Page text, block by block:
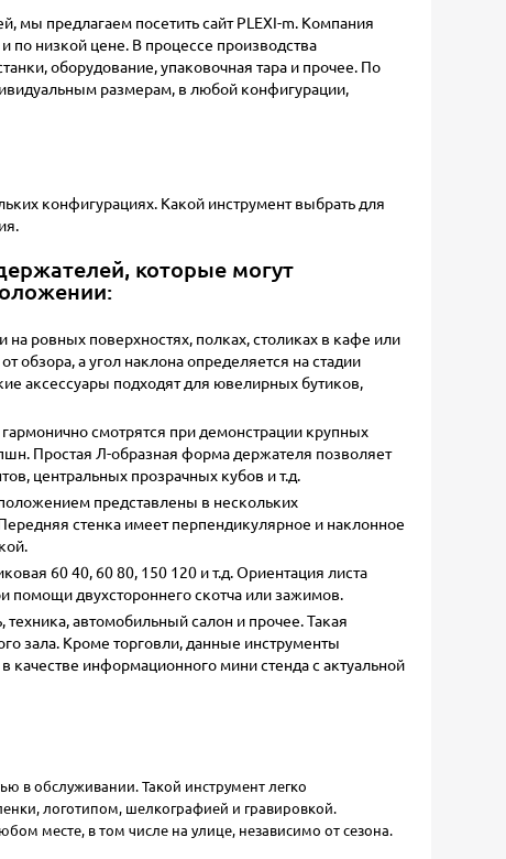
мы предлагаем посетить сайт PLEXI-m. Компания
по низкой цене. В процессе производства
оборудование, упаковочная тара и прочее. По
размерам, в любой конфигурации,
конфигурациях. Какой инструмент выбрать для
которые могут
ровных поверхностях, полках, столиках в кафе или
обзора, а угол наклона определяется на стадии
аксессуары подходят для ювелирных бутиков,
смотрятся при демонстрации крупных
Простая Л-образная форма держателя позволяет
центральных прозрачных кубов и т.д.
представлены в нескольких
стенка имеет перпендикулярное и наклонное
60 40, 60 80, 150 120 и т.д. Ориентация листа
помощи двухстороннего скотча или зажимов.
автомобильный салон и прочее. Такая
зала. Кроме торговли, данные инструменты
качестве информационного мини стенда с актуальной
в обслуживании. Такой инструмент легко
логотипом, шелкографией и гравировкой.
месте, в том числе на улице, независимо от сезона.